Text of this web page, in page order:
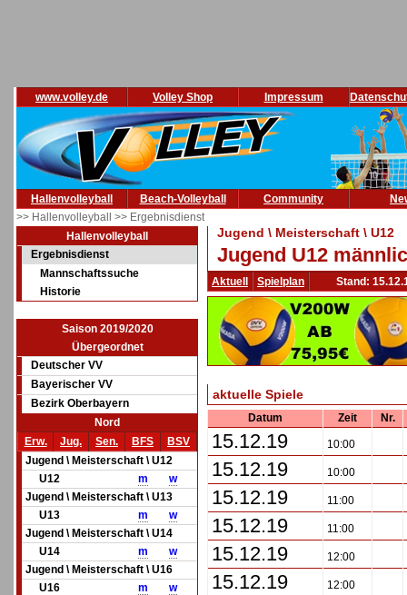
www.volley.de Volley Shop Impressum
Hallenvolleyball Beach-Volleyball Community
>> Hallenvolleyball >> Ergebnisdienst
Hallenvolleyball
Ergebnisdienst
Mannschaftssuche
Historie
Saison 2019/2020
Übergeordnet
Deutscher VV
Bayerischer VV
Bezirk Oberbayern
Nord
Erw.
Jug. Sen. BFS
BSV
Jugend \ Meisterschaft \ U12
U12
m
w
Jugend \ Meisterschaft \ U13
U13
m
w
Jugend \ Meisterschaft \ U14
U14
m
w
Jugend \ Meisterschaft \ U16
U16
m
w
Jugend \ Meisterschaft \ U12
Jugend U12
Aktuell Spielplan Stand:
aktuelle Spiele
Datum Zeit Nr.
15.12.19 10:00
15.12.19 10:00
15.12.19 11:00
15.12.19 11:00
15.12.19 12:00
15.12.19 12:00